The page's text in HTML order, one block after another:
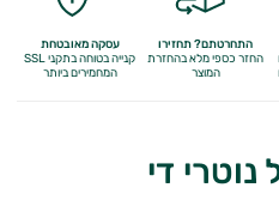
התחרטתם? תחזירו
החזר כספי מלאבהחזרת
המוצר
עסקה מאובטחת
קנייה בטוחה בתקני SSL
המחמירים ביותר